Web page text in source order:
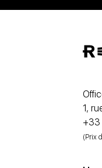
1,
+33
(Prix